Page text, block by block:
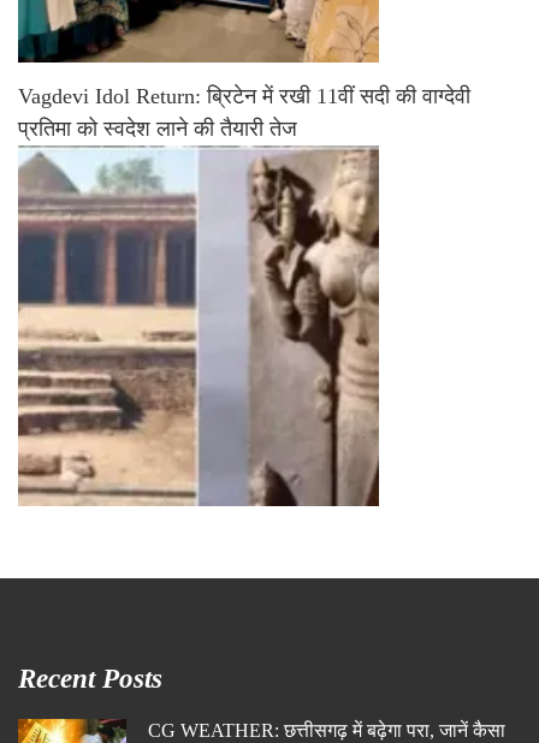
Vagdevi Idol Return: ब्रिटेन में रखी 11वीं सदी की वाग्देवी
प्रतिमा को स्वदेश लाने की तैयारी तेज
Recent Posts
CG WEATHER: छत्तीसगढ़ में बढ़ेगा परा, जानें कैसा